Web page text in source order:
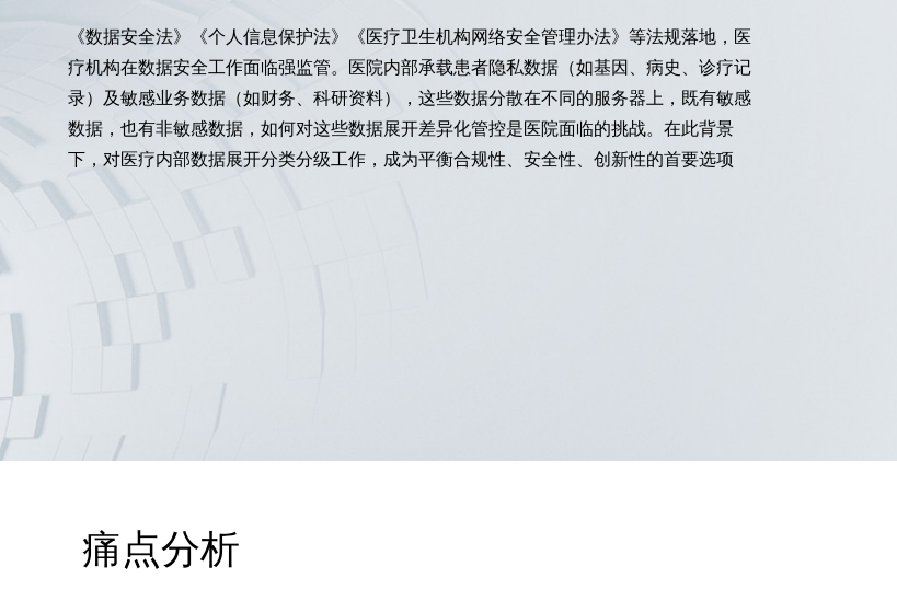
《数据安全法》《个人信息保护法》《医疗卫生机构网络安全管理办法》等法规落地，医
疗机构在数据安全工作面临强监管。医院内部承载患者隐私数据（如基因、病史、诊疗记
录）及敏感业务数据（如财务、科研资料），这些数据分散在不同的服务器上，既有敏感
数据，也有非敏感数据，如何对这些数据展开差异化管控是医院面临的挑战。在此背景
下，对医疗内部数据展开分类分级工作，成为平衡合规性、安全性、创新性的首要选项
痛点分析